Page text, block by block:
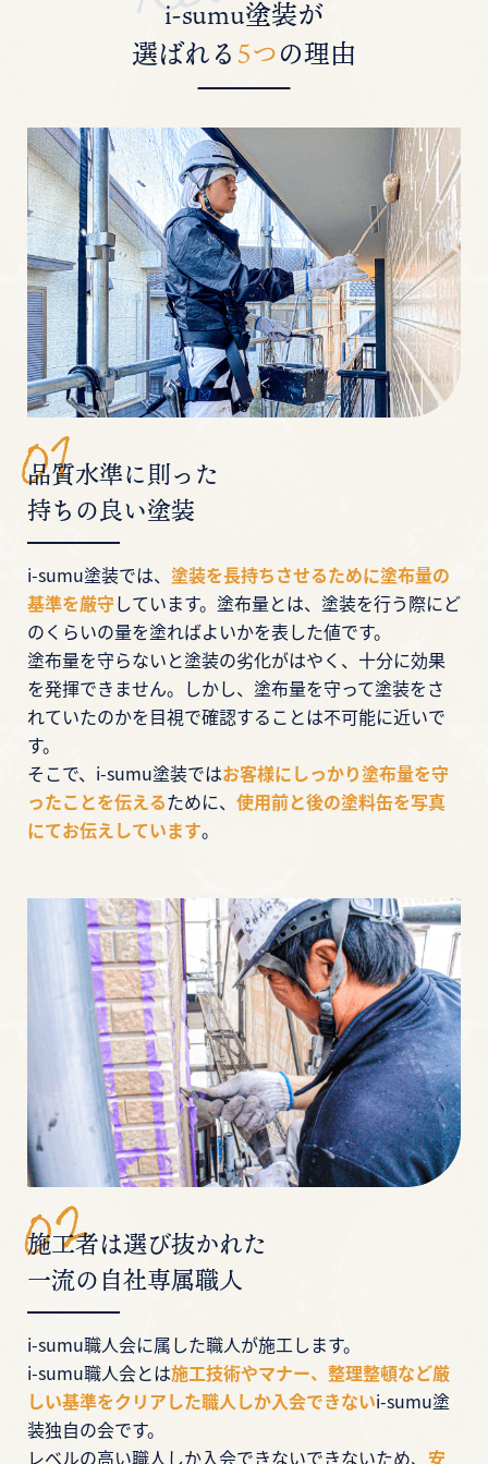
i-sumu塗装が
選ばれる5つの理由
品質水準に則った
持ちの良い塗装
i-sumu塗装では、 塗装を長持ちさせるために塗布量の
基準を厳守しています。塗布量とは、塗装を行う際にど
のくらいの量を塗ればよいかを表した値です。
塗布量を守らないと塗装の劣化がはやく、十分に効果
を発揮できません。しかし、塗布量を守って塗装をさ
れていたのかを目視で確認することは不可能に近いで
す。
そこで、i-sumu塗装ではお客様にしっかり塗布量を守
ったことを伝えるために、 使用前と後の塗料缶を写真
にてお伝えしています。
施工者は選び抜かれた
一流の自社専属職人
i-sumu職人会に属した職人が施工します。
i-sumu職人会とは施工技術やマナー、整理整頓など厳
しい基準をクリアした職人しか入会できないi-sumu塗
装独自の会です。
レベルの高い職人しか入会できないできないため、 安